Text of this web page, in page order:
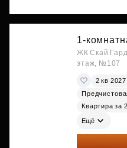
1-
ЖК Скай
этаж, №107
2 кв 2027
Квартира за
Ещё
20 090